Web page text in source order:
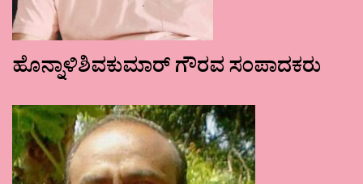
ಹೊನ್ನಾಳಿಶಿವಕುಮಾರ್ ಗೌರವ ಸಂಪಾದಕರು